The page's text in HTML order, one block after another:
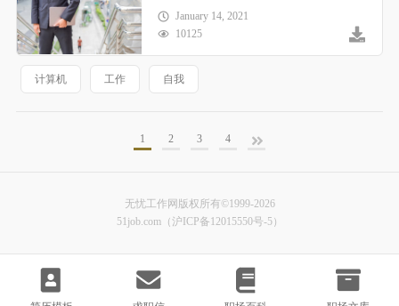
January 14, 2021
10125
计算机 工作 自我
1 2 3 4
无忧工作网版权所有©1999-2026
51job.com（沪ICP备12015550号-5）